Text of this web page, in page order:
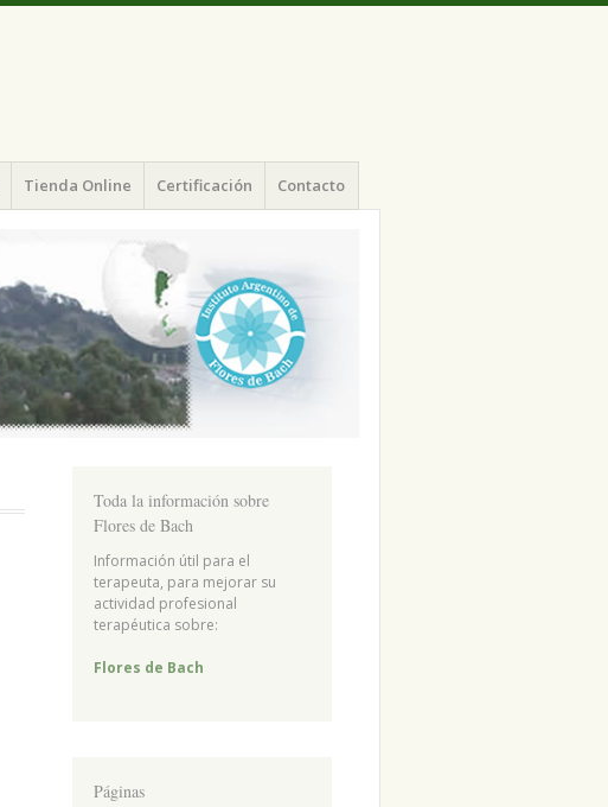
Tienda Online Certificación Contacto
Toda la información sobre
Flores de Bach
Información útil para el
terapeuta, para mejorar su
actividad profesional
terapéutica sobre:
Flores de Bach
Páginas